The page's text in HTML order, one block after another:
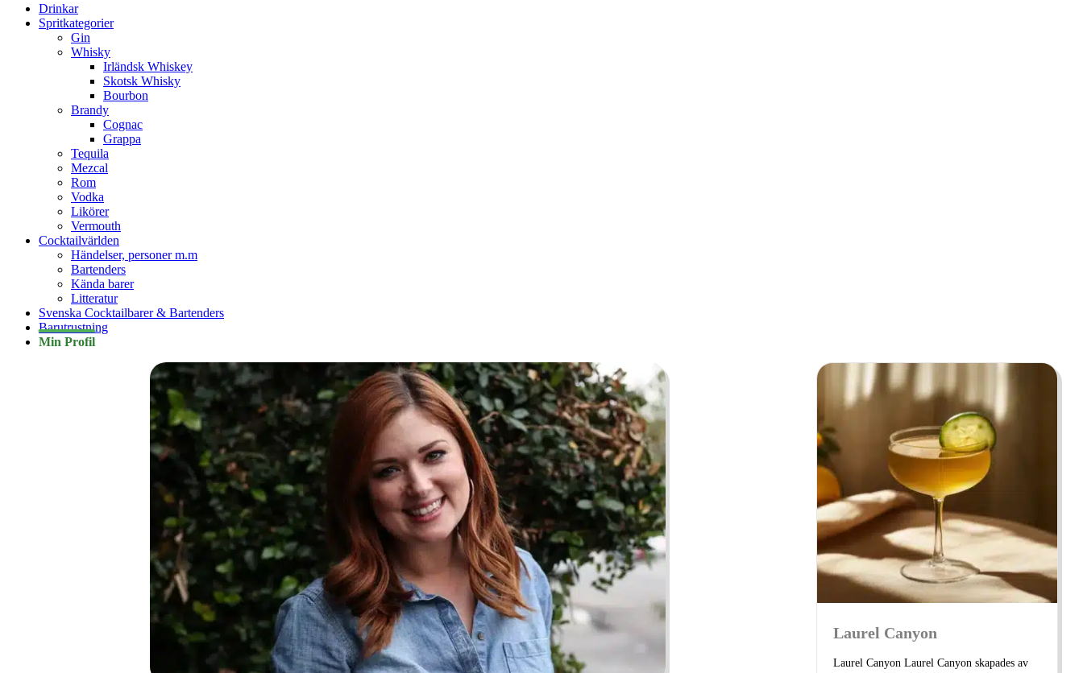
Drinkar
Spritkategorier
Gin
Whisky
Irländsk Whiskey
Skotsk Whisky
Bourbon
Brandy
Cognac
Grappa
Tequila
Mezcal
Rom
Vodka
Likörer
Vermouth
Cocktailvärlden
Händelser, personer m.m
Bartenders
Kända barer
Litteratur
Svenska Cocktailbarer & Bartenders
Barutrustning
Min Profil
Laurel Canyon
Laurel Canyon Laurel Canyon skapades av